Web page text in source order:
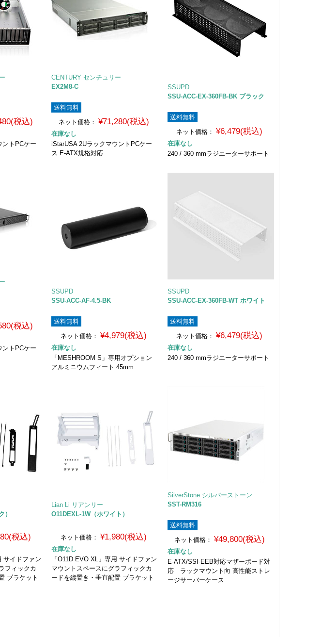
税込)
ントPCケー
CENTURY センチュリー
EX2M8-C
送料無料
ネット価格： ¥71,280(税込)
在庫なし
iStarUSA 2UラックマウントPCケー
ス E-ATX規格対応
SSUPD
SSU-ACC-EX-360FB-BK ブラック
送料無料
ネット価格：
¥6,479(税込)
在庫なし
240 / 360 mmラジエーターサポート
税込)
ントPCケー
SSUPD
SSU-ACC-AF-4.5-BK
送料無料
ネット価格：
¥4,979(税込)
在庫なし
「MESHROOM S」専用オプション
アルミニウムフィート 45mm
SSUPD
SSU-ACC-EX-360FB-WT ホワイト
送料無料
ネット価格：
¥6,479(税込)
在庫なし
240 / 360 mmラジエーターサポート
）
税込)
サイドファン
フィックカ
ブラケット
Lian Li リアンリー
O11DEXL-1W（ホワイト）
ネット価格： ¥1,980(税込)
在庫なし
「O11D EVO XL」専用 サイドファン
マウントスペースにグラフィックカ
ードを縦置き・垂直配置 ブラケット
SilverStone シルバーストーン
SST-RM316
送料無料
ネット価格： ¥49,800(税込)
在庫なし
E-ATX/SSI-EEB対応マザーボード対
応 ラックマウント向 高性能ストレ
ージサーバーケース